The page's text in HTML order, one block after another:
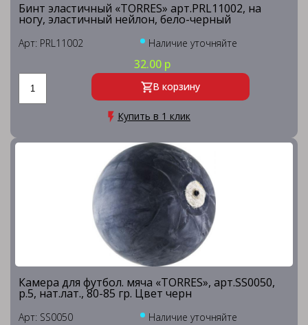
Бинт эластичный «TORRES» арт.PRL11002, на
ногу, эластичный нейлон, бело-черный
Арт: PRL11002 Наличие уточняйте
32.00 р
В корзину
Купить в 1 клик
Камера для футбол. мяча «TORRES», арт.SS0050,
р.5, нат.лат., 80-85 гр. Цвет черн
Арт: SS0050 Наличие уточняйте